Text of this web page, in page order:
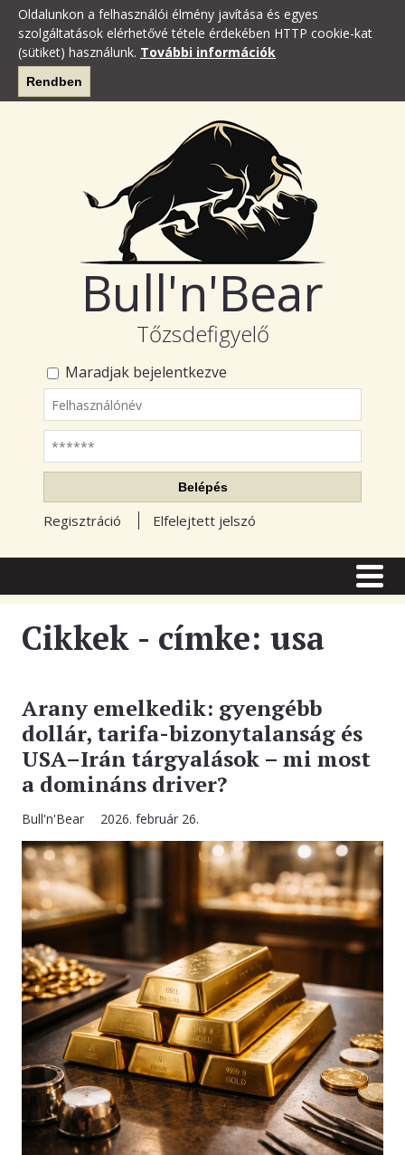
Oldalunkon a felhasználói élmény javítása és egyes
szolgáltatások elérhetővé tétele érdekében HTTP cookie-kat
(sütiket) használunk. További információk
Rendben
Bull'n'Bear
Tőzsdefigyelő
Maradjak bejelentkezve
Felhasználónév
Jelszó
Belépés
Regisztráció Elfelejtett jelszó
CIKKEK
TUDÁSTÁR
RSS OLVASÓ
BLOGOK
ELŐFIZETÉS
KAPCSOLAT
Cikkek - címke: usa
Arany emelkedik: gyengébb
dollár, tarifa-bizonytalanság és
USA–Irán tárgyalások – mi most
a domináns driver?
Bull'n'Bear 2026. február 26.